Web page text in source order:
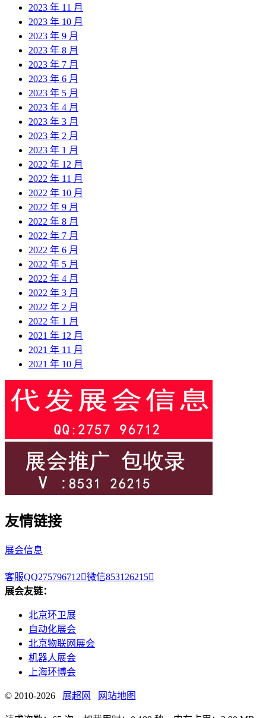
2023 年 11 月
2023 年 10 月
2023 年 9 月
2023 年 8 月
2023 年 7 月
2023 年 6 月
2023 年 5 月
2023 年 4 月
2023 年 3 月
2023 年 2 月
2023 年 1 月
2022 年 12 月
2022 年 11 月
2022 年 10 月
2022 年 9 月
2022 年 8 月
2022 年 7 月
2022 年 6 月
2022 年 5 月
2022 年 4 月
2022 年 3 月
2022 年 2 月
2022 年 1 月
2021 年 12 月
2021 年 11 月
2021 年 10 月
友情链接
展会信息
客服QQ275796712微信853126215
展会友链：
北京环卫展
自动化展会
北京物联网展会
机器人展会
上海环博会
© 2010-2026 展超网 网站地图